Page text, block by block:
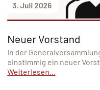
3. Juli 2026
Neuer Vorstand
In der
einstimmig ein neuer
Weiterlesen...